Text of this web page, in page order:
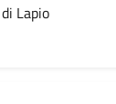
Lapio